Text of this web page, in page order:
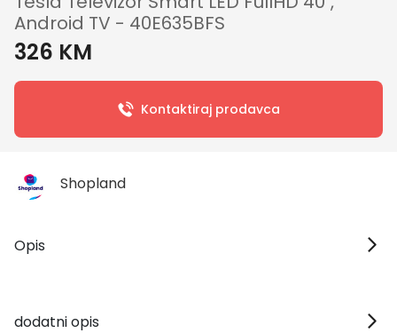
Android TV - 40E635BFS
326 KM
Kontaktiraj prodavca
Shopland
Opis
dodatni opis